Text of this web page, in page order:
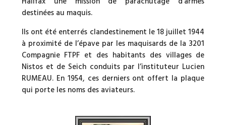
destinées au maquis.
Ils ont été enterrés clandestinement le 18 juillet 1944
à proximité de l’épave par les maquisards de la 3201
Compagnie FTPF et des habitants des villages de
Nistos et de Seich conduits par l’instituteur Lucien
RUMEAU. En 1954, ces derniers ont offert la plaque
qui porte les noms des aviateurs.